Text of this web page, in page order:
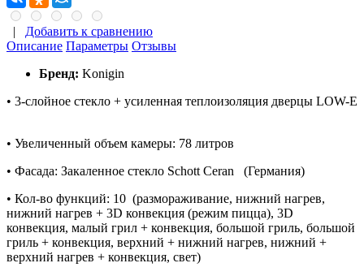
| Добавить к сравнению
Описание Параметры Отзывы
Бренд: Konigin
• 3-слойное стекло + усиленная теплоизоляция дверцы LOW-E
• Увеличенный объем камеры: 78 литров
• Фасада: Закаленное стекло Schott Ceran (Германия)
• Кол-во функций: 10 (размораживание, нижний нагрев,
нижний нагрев + 3D конвекция (режим пицца), 3D
конвекция, малый грил + конвекция, большой гриль, большой
гриль + конвекция, верхний + нижний нагрев, нижний +
верхний нагрев + конвекция, свет)